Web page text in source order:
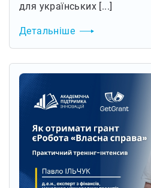
для українських [...]
Детальніше